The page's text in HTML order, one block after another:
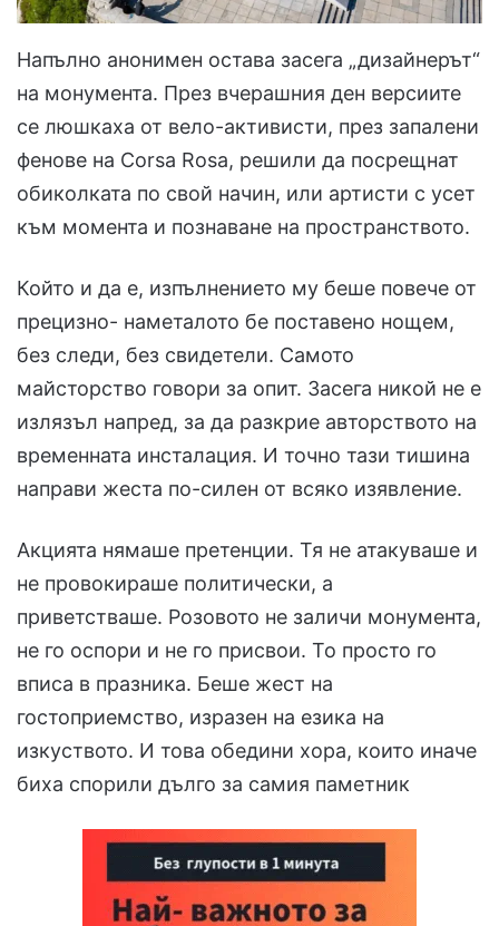
Напълно анонимен остава засега „дизайнерът“
на монумента. През вчерашния ден версиите
се люшкаха от вело-активисти, през запалени
фенове на Corsa Rosa, решили да посрещнат
обиколката по свой начин, или артисти с усет
към момента и познаване на пространството.
Който и да е, изпълнението му беше повече от
прецизно- наметалото бе поставено нощем,
без следи, без свидетели. Самото
майсторство говори за опит. Засега никой не е
излязъл напред, за да разкрие авторството на
временната инсталация. И точно тази тишина
направи жеста по-силен от всяко изявление.
Акцията нямаше претенции. Тя не атакуваше и
не провокираше политически, а
приветстваше. Розовото не заличи монумента,
не го оспори и не го присвои. То просто го
вписа в празника. Беше жест на
гостоприемство, изразен на езика на
изкуството. И това обедини хора, които иначе
биха спорили дълго за самия паметник